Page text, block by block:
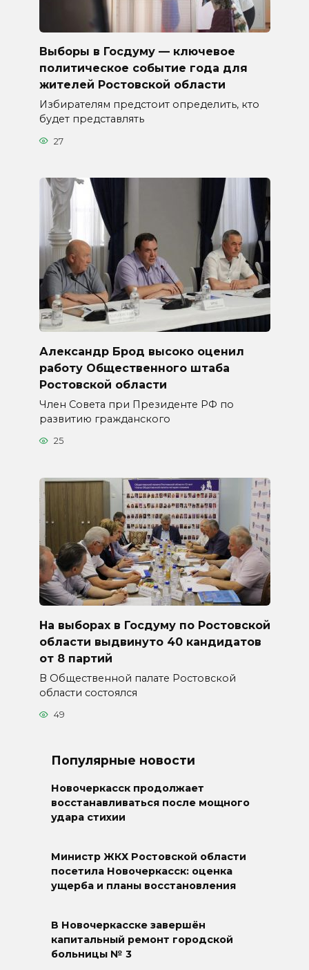
Выборы в Госдуму — ключевое
политическое событие года для
жителей Ростовской области
Избирателям предстоит определить, кто
будет представлять
27
Александр Брод высоко оценил
работу Общественного штаба
Ростовской области
Член Совета при Президенте РФ по
развитию гражданского
25
На выборах в Госдуму по Ростовской
области выдвинуто 40 кандидатов
от 8 партий
В Общественной палате Ростовской
области состоялся
49
Популярные новости
Новочеркасск продолжает
восстанавливаться после мощного
удара стихии
Министр ЖКХ Ростовской области
посетила Новочеркасск: оценка
ущерба и планы восстановления
В Новочеркасске завершён
капитальный ремонт городской
больницы № 3